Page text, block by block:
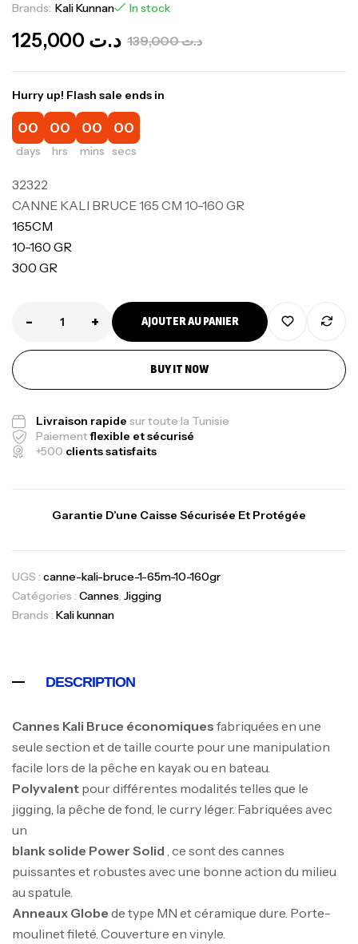
Brands: Kali Kunnan In stock
د.ت139,000 د.ت
Hurry up! Flash sale ends in
00
days
00
hrs
00
mins
00
secs
32322
CANNE KALI BRUCE 165 CM 10-160 GR
165CM
10-160 GR
300 GR
- + AJOUTER AU PANIER
BUY IT NOW
Livraison rapide sur toute la Tunisie
Paiementflexible et sécurisé
+500 clients satisfaits
Garantie D’une Caisse Sécurisée Et Protégée
UGS : canne-kali-bruce-1-65m-10-160gr
Catégories : Cannes, Jigging
Brands : Kali kunnan
DESCRIPTION
Cannes Kali Bruce économiques fabriquées en une
seule section et de taille courte pour une manipulation
facile lors de la pêche en kayak ou en bateau.
Polyvalent pour différentes modalités telles que le
jigging, la pêche de fond, le curry léger. Fabriquées avec
un
blank solide Power Solid , ce sont des cannes
puissantes et robustes avec une bonne action du milieu
au spatule.
Anneaux Globe de type MN et céramique dure. Porte-
moulinet fileté. Couverture en vinyle.
1.83m 120/250gr 30kg
,
د.ت379,000
د.ت 340,000
Foureau Kalli Kunnan Funda 1.70m
Expanded
Bagagerie ,Surfcasting
د.ت